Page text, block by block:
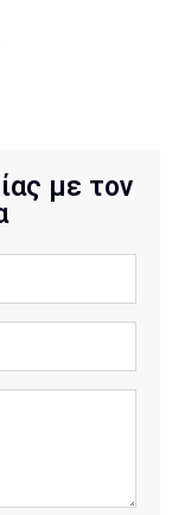
με τον